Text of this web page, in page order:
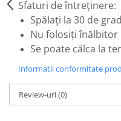
Sfaturi de întreținere:
Spălați la 30 de
Nu folosiți înălbitor
Se poate călca la
Informatii conformitate
Review-uri(0)